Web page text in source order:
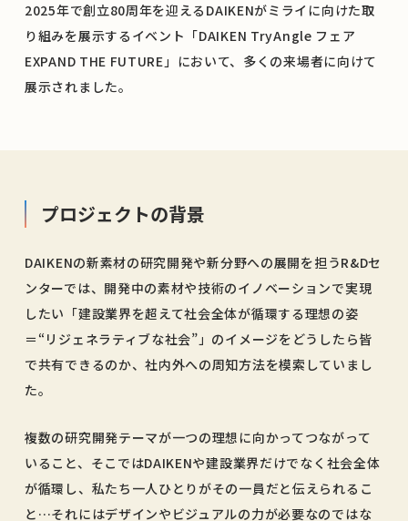
2025年で創立80周年を迎えるDAIKENがミライに向けた取
り組みを展示するイベント「DAIKEN TryAngle フェア
EXPAND THE FUTURE」において、多くの来場者に向けて
展示されました。
プロジェクトの背景
DAIKENの新素材の研究開発や新分野への展開を担うR&Dセ
ンターでは、開発中の素材や技術のイノベーションで実現
したい「建設業界を超えて社会全体が循環する理想の姿
＝“リジェネラティブな社会”」のイメージをどうしたら皆
で共有できるのか、社内外への周知方法を模索していまし
た。
複数の研究開発テーマが一つの理想に向かってつながって
いること、そこではDAIKENや建設業界だけでなく社会全体
が循環し、私たち一人ひとりがその一員だと伝えられるこ
と…それにはデザインやビジュアルの力が必要なのではな